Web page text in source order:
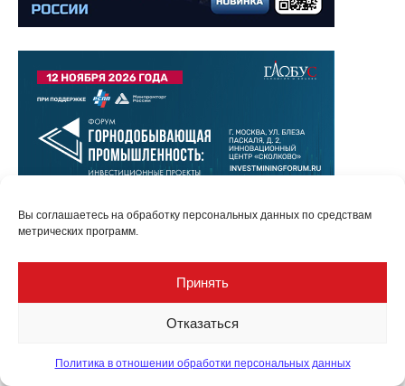
Вы соглашаетесь на обработку персональных данных по средствам
метрических программ.
Принять
Отказаться
Политика в отношении обработки персональных данных